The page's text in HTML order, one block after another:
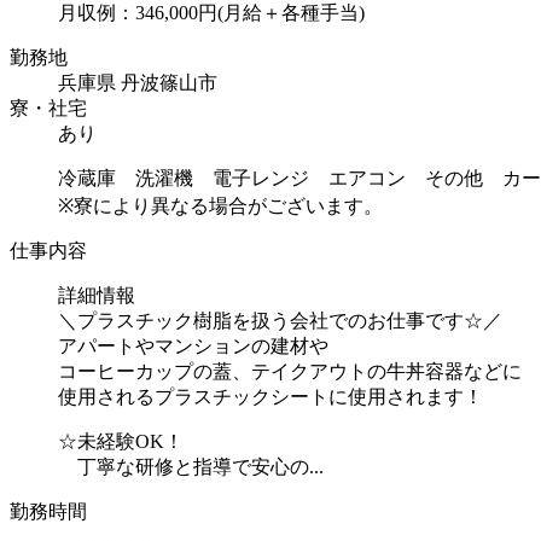
月収例：346,000円(月給＋各種手当)
勤務地
兵庫県 丹波篠山市
寮・社宅
あり
冷蔵庫 洗濯機 電子レンジ エアコン その他 カー
※寮により異なる場合がございます。
仕事内容
詳細情報
＼プラスチック樹脂を扱う会社でのお仕事です☆／
アパートやマンションの建材や
コーヒーカップの蓋、テイクアウトの牛丼容器などに
使用されるプラスチックシートに使用されます！
☆未経験OK！
丁寧な研修と指導で安心の...
勤務時間